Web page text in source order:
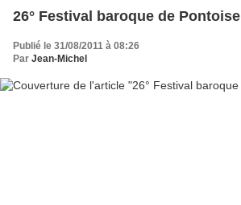
26° Festival baroque de Pontoise
Publié le 31/08/2011 à 08:26
Par Jean-Michel